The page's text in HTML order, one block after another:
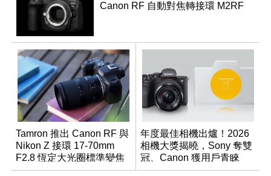
Canon RF 自動對焦轉接環 M2RF
Tamron 推出 Canon RF 與
Nikon Z 接環 17-70mm
F2.8 恆定大光圈標準變焦
鏡
年度最佳相機出爐！2026
相機大獎揭曉，Sony 奪雙
冠、Canon 獲用戶青睞